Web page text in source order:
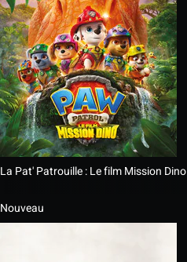
La Pat' Patrouille : Le film Mission Dino
Nouveau